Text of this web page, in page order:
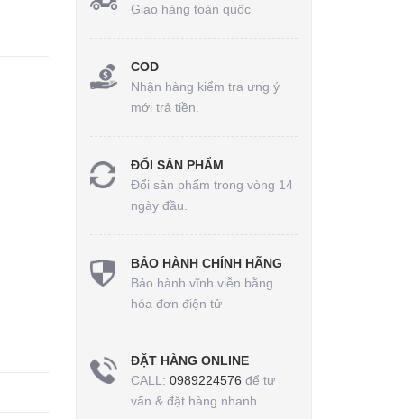
Giao hàng toàn quốc
COD
Nhận hàng kiểm tra ưng ý
mới trả tiền.
ĐỔI SẢN PHẨM
Đổi sản phẩm trong vòng 14
ngày đầu.
BẢO HÀNH CHÍNH HÃNG
Bảo hành vĩnh viễn bằng
hóa đơn điện tử
ĐẶT HÀNG ONLINE
CALL: 0989224576 để tư
vấn & đặt hàng nhanh